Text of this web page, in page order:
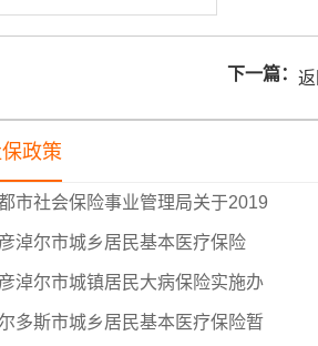
下一篇：
政策
市社会保险事业管理局关于2019
淖尔市城乡居民基本医疗保险
淖尔市城镇居民大病保险实施办
多斯市城乡居民基本医疗保险暂